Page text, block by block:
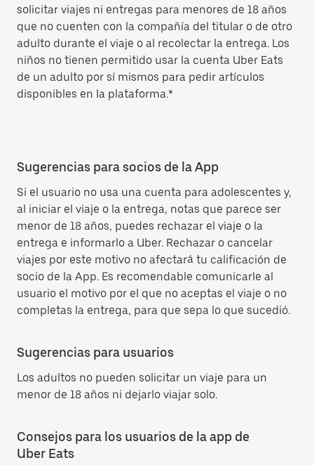
solicitar viajes ni entregas para menores de 18 años
que no cuenten con la compañía del titular o de otro
adulto durante el viaje o al recolectar la entrega. Los
niños no tienen permitido usar la cuenta Uber Eats
de un adulto por sí mismos para pedir artículos
disponibles en la plataforma.*
Sugerencias para socios de la App
Si el usuario no usa una cuenta para adolescentes y,
al iniciar el viaje o la entrega, notas que parece ser
menor de 18 años, puedes rechazar el viaje o la
entrega e informarlo a Uber. Rechazar o cancelar
viajes por este motivo no afectará tu calificación de
socio de la App. Es recomendable comunicarle al
usuario el motivo por el que no aceptas el viaje o no
completas la entrega, para que sepa lo que sucedió.
Sugerencias para usuarios
Los adultos no pueden solicitar un viaje para un
menor de 18 años ni dejarlo viajar solo.
Consejos para los usuarios de la app de
Uber Eats